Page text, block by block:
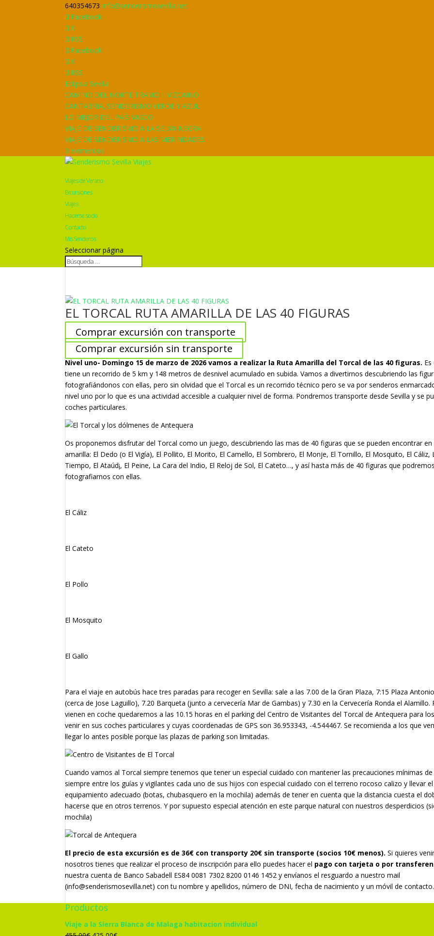
640354673 info@senderismosevilla.net
Facebook
X
RSS
Facebook
X
RSS
Eclipsia Sevilla
CAMINO DEL NORTE TRAMO II VIZCAINO
CANTABRIA, SENDERISMO VERDE Y AZUL
LO MEJOR DEL PAÍS VASCO
VIAJE DE SENDERISMO A LA SELVA NEGRA
VIAJE DE SENDERISMO A LAS MERINDADES
0 elementos
Viajes de Verano
Excursiones
Viajes
Hacerse socio
Contacto
Mis Senderos
Seleccionar página
EL TORCAL RUTA AMARILLA DE LAS 40 FIGURAS
Comprar excursión con transporte
Comprar excursión sin transporte
Nivel uno- Domingo 15 de marzo de 2026 vamos a realizar la Ruta Amarilla del Torcal de las 40 figuras.
tiene un recorrido de 5 km y 148 metros de desnivel acumulado en subida. Vamos a divertirnos descubriendo las
fotografiándonos con ellas, pero sin olvidad que el Torcal es un recorrido técnico pero se va por senderos
nivel uno por lo que es una actividad accesible a cualquier nivel de forma. Pondremos transporte desde Sevilla y se
coches particulares.
Os proponemos disfrutar del Torcal como un juego, descubriendo las mas de 40 figuras que se pueden encontrar
amarilla: El Dedo (o El Vigía), El Pollito, El Morito, El Camello, El Sombrero, El Monje, El Tornillo, El Mosquito, El Cáliz,
Tiempo, El Ataúd¡, El Peine, La Cara del Indio, El Reloj de Sol, El Cateto…, y así hasta más de 40 figuras que
fotografiarnos con ellas.
El Cáliz
El Cateto
El Pollo
El Mosquito
El Gallo
Para el viaje en autobús hace tres paradas para recoger en Sevilla: sale a las 7.00 de la Gran Plaza, 7:15 Plaza
(cerca de Jose Laguillo), 7.20 Barqueta (junto a cervecería Mar de Gambas) y 7.30 en la Cervecería Ronda el Alamillo.
vienen en coche quedaremos a las 10.15 horas en el parking del Centro de Visitantes del Torcal de Antequera para
venir en sus coches particulares y cuyas coordenadas de GPS son 36.953343, -4.544467. Se recomienda a los que
llegar lo antes posible porque las plazas de parking son limitadas.
Cuando vamos al Torcal siempre tenemos que tener un especial cuidado con mantener las precauciones mínimas
siempre entre los guías y vigilantes cada uno de sus hijos con especial cuidado con el terreno rocoso calizo y llevar el
equipamiento adecuado (botas, chubasquero en la mochila) además de tener en cuenta que la distancia cuesta el
hacerse que en otros terrenos. Y por supuesto especial atención en este parque natural con nuestros desperdicios
mochila)
El precio de esta excursión es de 36€ con transporty 20€ sin transporte (socios 10€ menos).Si quieres
nosotros tienes que realizar el proceso de inscripción para ello puedes hacer el pago con tarjeta o por
nuestra cuenta de Banco Sabadell ES84 0081 7302 8200 0146 1452y envíanos el resguardo a nuestro mail
(info@senderismosevilla.net) con tu nombre y apellidos, número de DNI, fecha de nacimiento y un móvil de contacto.
Productos
Viaje a la Sierra Blanca de Malaga habitacion individual